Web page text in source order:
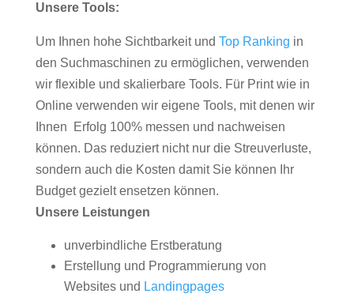
Unsere Tools:
Um Ihnen hohe Sichtbarkeit und Top Ranking in
den Suchmaschinen zu ermöglichen, verwenden
wir flexible und skalierbare Tools. Für Print wie in
Online verwenden wir eigene Tools, mit denen wir
Ihnen Erfolg 100% messen und nachweisen
können. Das reduziert nicht nur die Streuverluste,
sondern auch die Kosten damit Sie können Ihr
Budget gezielt ensetzen können.
Unsere Leistungen
unverbindliche Erstberatung
Erstellung und Programmierung von
Websites und Landingpages